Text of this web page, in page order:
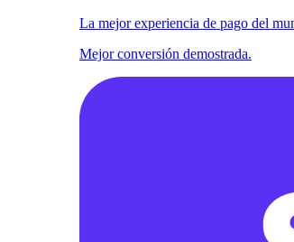
La mejor experiencia de pago del
Mejor conversión demostrada.